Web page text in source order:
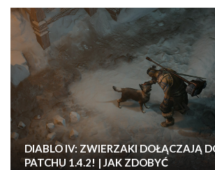
DIABLO IV: ZWIERZAKI DOŁĄCZAJĄ
PATCHU 1.4.2! | JAK ZDOBYĆ